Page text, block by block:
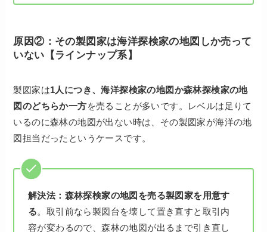
原因②：その製図家は海洋探検家の地図しか売って
いない【ラインナップ系】
製図家は1人につき、海洋探検家の地図か森林探検家の地
図のどちらか一方を売ることが多いです。レベルは足りて
いるのに森林の地図が出ない時は、その製図家が海洋の地
図担当だったというケースです。
解決法： 森林探検家の地図を売る製図家を用意す
る。取引前なら製図台を壊して置き直すと取引内
容が変わるので、森林の地図が出るまで引き直し